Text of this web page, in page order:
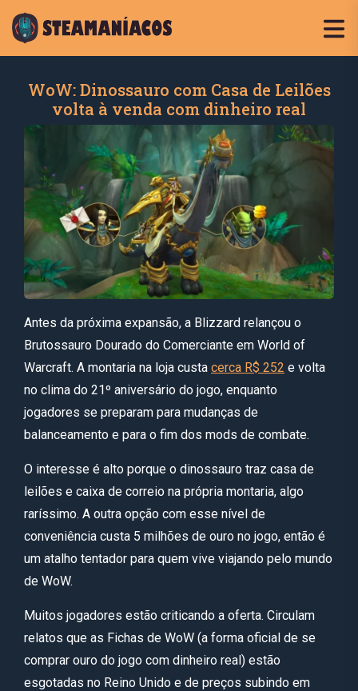
WoW: Dinossauro com Casa de Leilões
volta à venda com dinheiro real
Antes da próxima expansão, a Blizzard relançou o
Brutossauro Dourado do Comerciante em World of
Warcraft. A montaria na loja custa cerca R$ 252 e volta
no clima do 21º aniversário do jogo, enquanto
jogadores se preparam para mudanças de
balanceamento e para o fim dos mods de combate.
O interesse é alto porque o dinossauro traz casa de
leilões e caixa de correio na própria montaria, algo
raríssimo. A outra opção com esse nível de
conveniência custa 5 milhões de ouro no jogo, então é
um atalho tentador para quem vive viajando pelo mundo
de WoW.
Muitos jogadores estão criticando a oferta. Circulam
relatos que as Fichas de WoW (a forma oficial de se
comprar ouro do jogo com dinheiro real) estão
esgotadas no Reino Unido e de preços subindo em